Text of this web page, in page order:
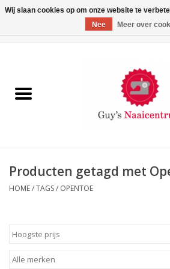
Machines
Paspoppen
Opbergsystemen
Producten getagd met
HOME/TAGS/ OPENTOE
Wij slaan cookies op om onze website te
Nee
Meer over